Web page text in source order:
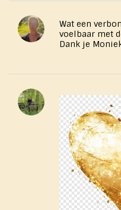
Wat een
voelbaar met
Dank je